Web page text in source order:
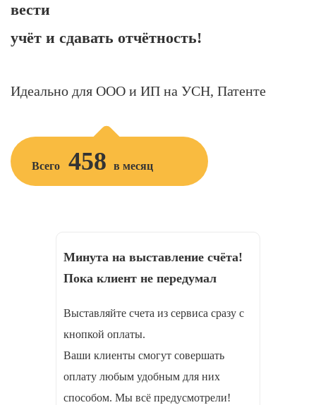
вести
учёт и сдавать отчётность!
Идеально для ООО и ИП на УСН, Патенте
Всего 458 в месяц
Минута на выставление счёта!
Пока клиент не передумал
Выставляйте счета из сервиса сразу с
кнопкой оплаты.
Ваши клиенты смогут совершать
оплату любым удобным для них
способом. Мы всё предусмотрели!